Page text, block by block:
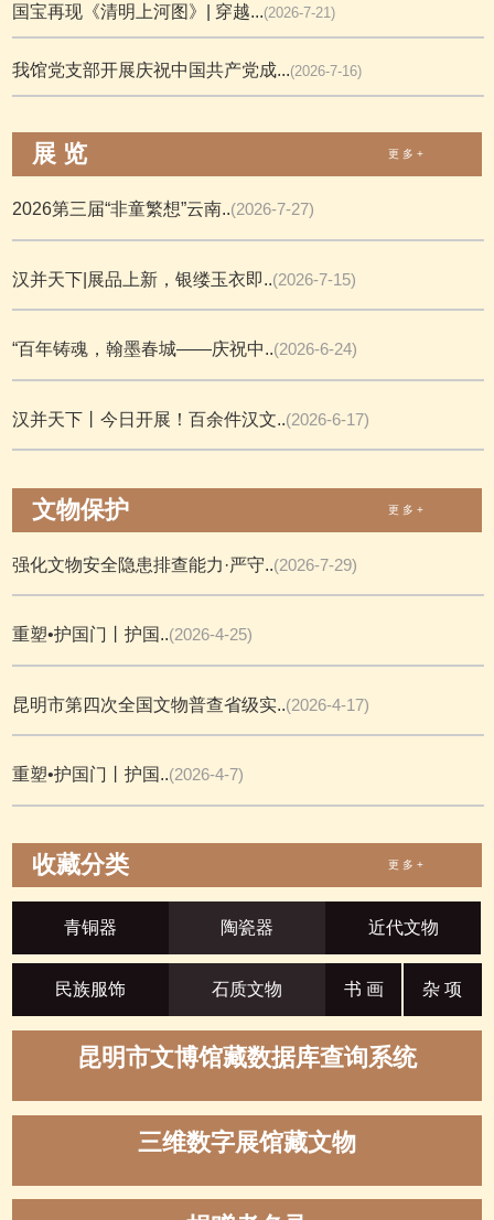
国宝再现《清明上河图》| 穿越...(2026-7-21)
我馆党支部开展庆祝中国共产党成...(2026-7-16)
展 览 更 多 +
2026第三届“非童繁想”云南..(2026-7-27)
汉并天下|展品上新，银缕玉衣即..(2026-7-15)
“百年铸魂，翰墨春城——庆祝中..(2026-6-24)
汉并天下丨今日开展！百余件汉文..(2026-6-17)
文物保护 更 多 +
强化文物安全隐患排查能力·严守..(2026-7-29)
重塑•护国门丨护国..(2026-4-25)
昆明市第四次全国文物普查省级实..(2026-4-17)
重塑•护国门丨护国..(2026-4-7)
收藏分类 更 多 +
青铜器 陶瓷器 近代文物
民族服饰 石质文物 书 画 杂 项
昆明市文博馆藏数据库查询系统
三维数字展馆藏文物